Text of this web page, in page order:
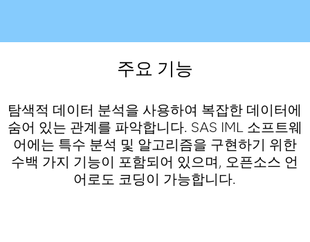
주요 기능
탐색적 데이터 분석을 사용하여 복잡한 데이터에
숨어 있는 관계를 파악합니다. SAS IML 소프트웨
어에는 특수 분석 및 알고리즘을 구현하기 위한
수백 가지 기능이 포함되어 있으며, 오픈소스 언
어로도 코딩이 가능합니다.